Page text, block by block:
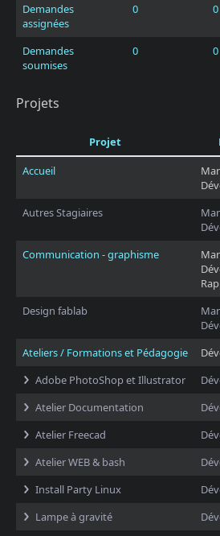
Demandes
assignées
0 0
Demandes
soumises
0 0
Projets
Projet
Accueil
Autres Stagiaires
Communication - graphisme
Design fablab
Ateliers / Formations et Pédagogie
Adobe PhotoShop et Illustrator
Atelier Documentation
Atelier Freecad
Atelier WEB & bash
Install Party Linux
Lampe à gravité